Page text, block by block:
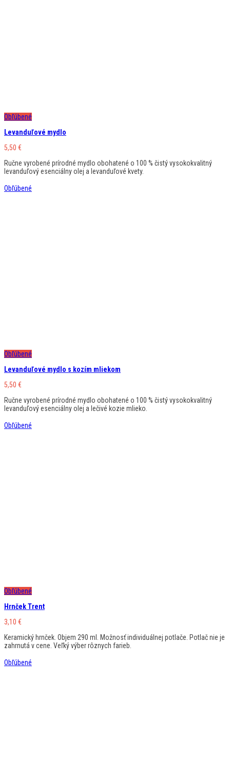
Obľúbené
Levanduľové mydlo
5,50 €
Ručne vyrobené prírodné mydlo obohatené o 100 % čistý vysokokvalitný
levanduľový esenciálny olej a levanduľové kvety.
Obľúbené
Obľúbené
Levanduľové mydlo s kozím mliekom
5,50 €
Ručne vyrobené prírodné mydlo obohatené o 100 % čistý vysokokvalitný
levanduľový esenciálny olej a lečivé kozie mlieko.
Obľúbené
Obľúbené
Hrnček Trent
3,10 €
Keramický hrnček. Objem 290 ml. Možnosť individuálnej potlače. Potlač nie je
zahrnutá v cene. Veľký výber rôznych farieb.
Obľúbené